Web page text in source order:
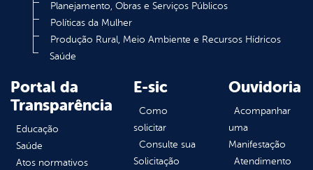
Planejamento, Obras e Serviços Públicos
Políticas da Mulher
Produção Rural, Meio Ambiente e Recursos Hídricos
Saúde
Portal da
Transparência
Educação
Saúde
Atos normativos
E-sic
Como
solicitar
Consulte sua
Solicitação
Ouvidoria
Acompanhar
uma
Manifestação
Atendimento